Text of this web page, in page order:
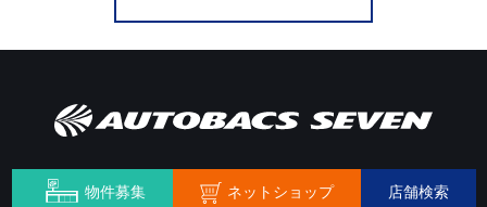
物件募集 ネットショップ 店舗検索